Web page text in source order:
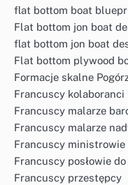
flat bottom boat
Flat bottom jon boat
flat bottom jon boat
Flat bottom plywood
Formacje skalne
Francuscy kolaboranci
Francuscy malarze
Francuscy malarze
Francuscy ministrowie
Francuscy posłowie
Francuscy przestępcy